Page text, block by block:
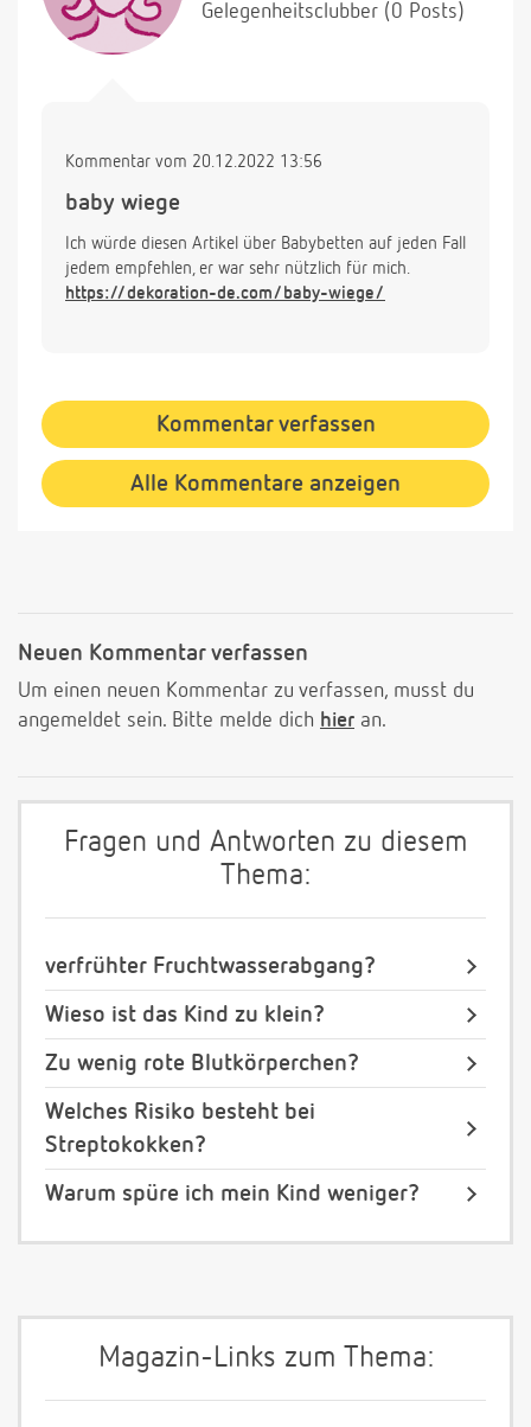
Gelegenheitsclubber (0 Posts)
Kommentar vom 20.12.2022 13:56
baby wiege
Ich würde diesen Artikel über Babybetten auf jeden Fall
jedem empfehlen, er war sehr nützlich für mich.
https://dekoration-de.com/baby-wiege/
Kommentar verfassen
Alle Kommentare anzeigen
Neuen Kommentar verfassen
Um einen neuen Kommentar zu verfassen, musst du
angemeldet sein. Bitte melde dich hier an.
Fragen und Antworten zu diesem
Thema:
verfrühter Fruchtwasserabgang?
Wieso ist das Kind zu klein?
Zu wenig rote Blutkörperchen?
Welches Risiko besteht bei
Streptokokken?
Warum spüre ich mein Kind weniger?
Magazin-Links zum Thema: